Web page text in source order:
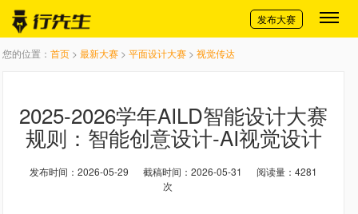
切换导航
发布大赛
您的位置： 首页 > 最新大赛 > 平面设计大赛 > 视觉传达
2025-2026学年AILD智能设计大赛
规则：智能创意设计-AI视觉设计
发布时间：2026-05-29 截稿时间：2026-05-31
阅读量：4281
次